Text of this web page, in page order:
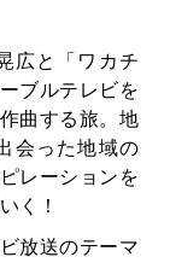
広と「ワカチ
ブルテレビを
曲する旅。地
会った地域の
レーションを
く！
放送のテーマ